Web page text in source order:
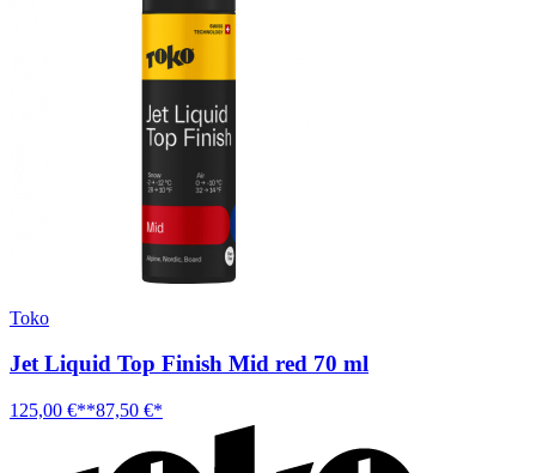
Toko
Jet Liquid Top Finish Mid red 70 ml
125,00 €**87,50 €*